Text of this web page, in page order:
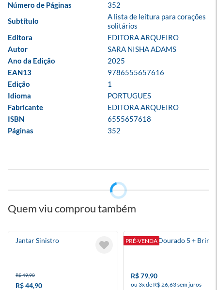
Número de Páginas
352
Subtítulo
A lista de leitura para corações
solitários
Editora
EDITORA ARQUEIRO
Autor
SARA NISHA ADAMS
Ano da Edição
2025
EAN13
9786555657616
Edição
1
Idioma
PORTUGUES
Fabricante
EDITORA ARQUEIRO
ISBN
6555657618
Páginas
352
Quem viu comprou também
Jantar Sinistro
R$ 49,90
R$ 44,90
PRÉ-VENDA
O Corvo Dourado 5 +
R$ 79,90
ou 3x de R$ 26,63 sem juros